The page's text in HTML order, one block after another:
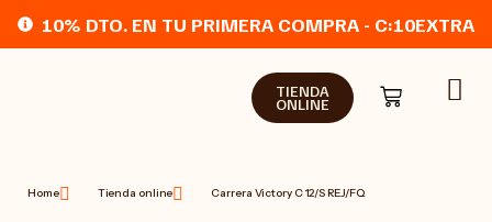
10% DTO. EN TU PRIMERA COMPRA - C:10EXTRA
TIENDA
ONLINE
Home Tienda online Carrera Victory C 12/S REJ/FQ